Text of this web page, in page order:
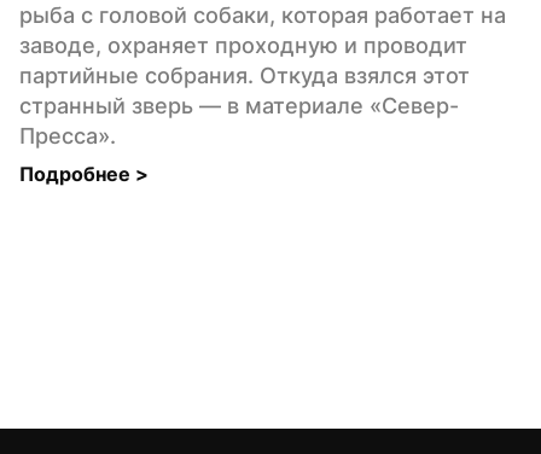
рыба с головой собаки, которая работает на
заводе, охраняет проходную и проводит
партийные собрания. Откуда взялся этот
странный зверь — в материале «Север-
Пресса».
Подробнее >